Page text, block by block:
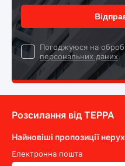
Погоджуюся на
персональних даних
Розсилання від ТEPPA
Найновіші пропозиції
Електронна пошта